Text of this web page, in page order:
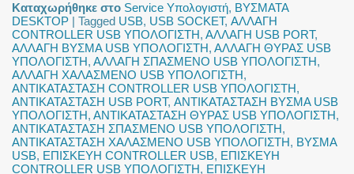
Καταχωρήθηκε στο Service Υπολογιστή, ΒΥΣΜΑΤΑ
DESKTOP |Tagged USB, USB SOCKET,ΑΛΛΑΓΗ
CONTROLLER USB ΥΠΟΛΟΓΙΣΤΗ,ΑΛΛΑΓΗ USB PORT,
ΑΛΛΑΓΗ ΒΥΣΜΑ USB ΥΠΟΛΟΓΙΣΤΗ,ΑΛΛΑΓΗ ΘΥΡΑΣ USB
ΥΠΟΛΟΓΙΣΤΗ,ΑΛΛΑΓΗ ΣΠΑΣΜΕΝΟ USB ΥΠΟΛΟΓΙΣΤΗ,
ΑΛΛΑΓΗ ΧΑΛΑΣΜΕΝΟ USB ΥΠΟΛΟΓΙΣΤΗ,
ΑΝΤΙΚΑΤΑΣΤΑΣΗ CONTROLLER USB ΥΠΟΛΟΓΙΣΤΗ,
ΑΝΤΙΚΑΤΑΣΤΑΣΗ USB PORT,ΑΝΤΙΚΑΤΑΣΤΑΣΗ ΒΥΣΜΑ USB
ΥΠΟΛΟΓΙΣΤΗ,ΑΝΤΙΚΑΤΑΣΤΑΣΗ ΘΥΡΑΣ USB ΥΠΟΛΟΓΙΣΤΗ,
ΑΝΤΙΚΑΤΑΣΤΑΣΗ ΣΠΑΣΜΕΝΟ USB ΥΠΟΛΟΓΙΣΤΗ,
ΑΝΤΙΚΑΤΑΣΤΑΣΗ ΧΑΛΑΣΜΕΝΟ USB ΥΠΟΛΟΓΙΣΤΗ, ΒΥΣΜΑ
USB, ΕΠΙΣΚΕΥΗ CONTROLLER USB, ΕΠΙΣΚΕΥΗ
CONTROLLER USB ΥΠΟΛΟΓΙΣΤΗ, ΕΠΙΣΚΕΥΗ